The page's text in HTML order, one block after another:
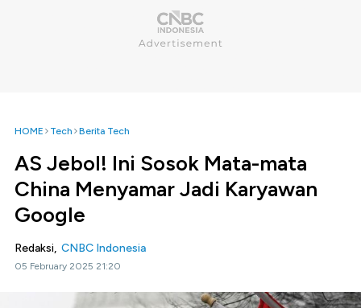
HOME Tech Berita Tech
AS Jebol! Ini Sosok Mata-mata
China Menyamar Jadi Karyawan
Google
Redaksi, CNBC Indonesia
05 February 2025 21:20